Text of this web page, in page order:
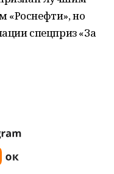
«Роснефти», но
спецприз «За